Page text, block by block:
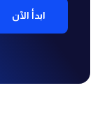
ابدأ الآن